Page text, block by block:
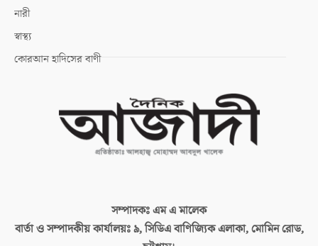
নারী
স্বাস্থ্য
কোরআন হাদিসের বাণী
সম্পাদকঃএম এ মালেক
বার্তা ও সম্পাদকীয় কার্যালয়ঃ৯, সিডিএ বাণিজ্যিক এলাকা, মোমিন রোড,